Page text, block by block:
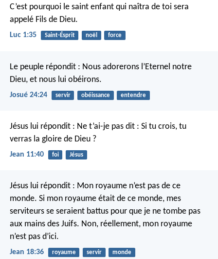
C’est pourquoi le saint enfant qui naîtra de toi sera
appelé Fils de Dieu.
Luc 1:35 Saint-Ésprit noël force
Le peuple répondit : Nous adorerons l’Eternel notre
Dieu, et nous lui obéirons.
Josué 24:24 servir obéissance entendre
Jésus lui répondit : Ne t’ai-je pas dit : Si tu crois, tu
verras la gloire de Dieu ?
Jean 11:40 foi Jésus
Jésus lui répondit : Mon royaume n’est pas de ce
monde. Si mon royaume était de ce monde, mes
serviteurs se seraient battus pour que je ne tombe pas
aux mains des Juifs. Non, réellement, mon royaume
n’est pas d’ici.
Jean 18:36 royaume servir monde